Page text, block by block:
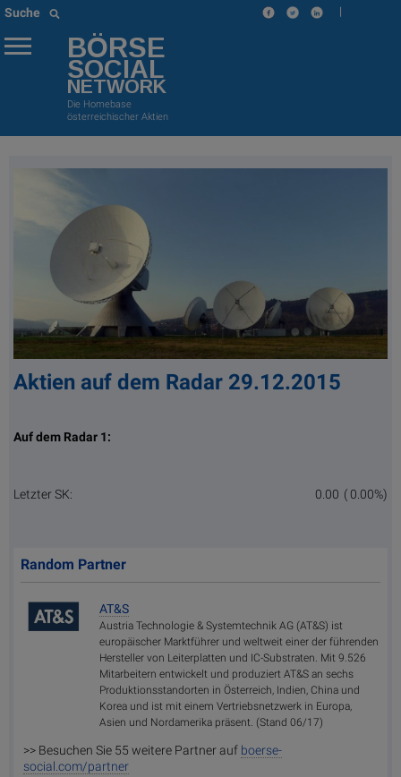
Suche |
BÖRSE
SOCIAL
NETWORK
Die Homebase
österreichischer Aktien
Aktien auf dem Radar 29.12.2015
Auf dem Radar 1:
Letzter SK: ( 0.00%)
0.00
Random Partner
AT&S
Austria Technologie & Systemtechnik AG (AT&S) ist
europäischer Marktführer und weltweit einer der führenden
Hersteller von Leiterplatten und IC-Substraten. Mit 9.526
Mitarbeitern entwickelt und produziert AT&S an sechs
Produktionsstandorten in Österreich, Indien, China und
Korea und ist mit einem Vertriebsnetzwerk in Europa,
Asien und Nordamerika präsent. (Stand 06/17)
>> Besuchen Sie 55 weitere Partner auf boerse-
social.com/partner